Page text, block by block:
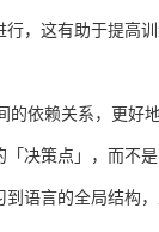
行，这有助于提高
的依赖关系，更好
「决策点」，而不
语言的全局结构